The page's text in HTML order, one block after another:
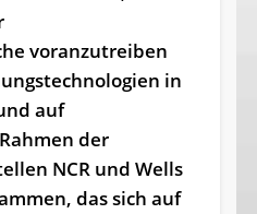
voranzutreiben
in
auf
der
NCR und Wells
das sich auf